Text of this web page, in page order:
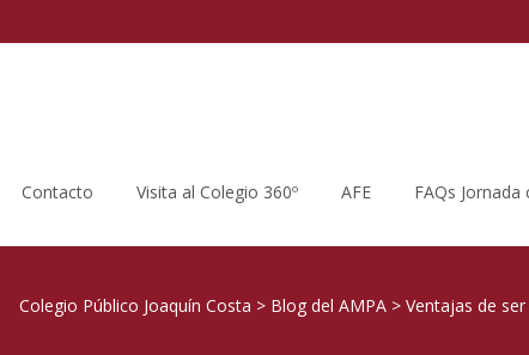
Contacto Visita al Colegio 360º AFE FAQs Jornada
Colegio Público Joaquín Costa > Blog del AMPA > Ventajas de